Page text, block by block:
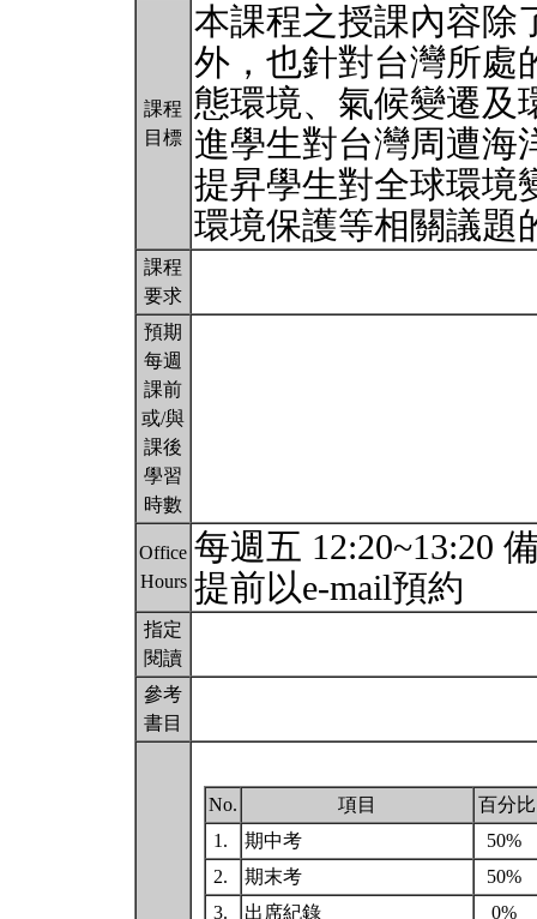
課程
目標
本課程之授課內容除
外，也針對台灣所處
態環境、氣候變遷及
進學生對台灣周遭海
提昇學生對全球環境
環境保護等相關議
課程
要求
預期
每週
課前
或/與
課後
學習
時數
Office
Hours
每週五 12:20~13:20
提前以e-mail預約
指定
閱讀
參考
書目
No. 項目
百分比
1.
期中考
50%
2.
期末考
50%
3.
出席紀錄 0%